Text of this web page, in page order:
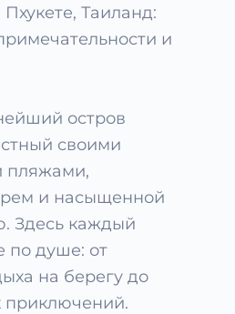
Таиланд:
и
остров
своими
пляжами,
и насыщенной
Здесь каждый
по душе: от
на берегу до
приключений.